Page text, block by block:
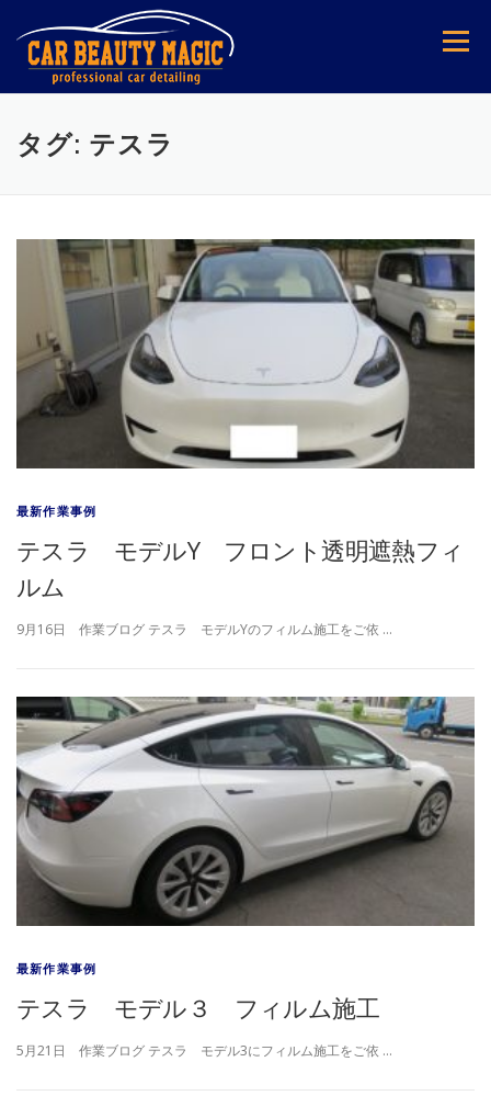
ツ
メニュー
タグ: テスラ
最新作業事例
テスラ モデルY フロント透明遮熱フィ
ルム
9月16日 作業ブログ テスラ モデルYのフィルム施工をご依 …
最新作業事例
テスラ モデル３ フィルム施工
5月21日 作業ブログ テスラ モデル3にフィルム施工をご依 …